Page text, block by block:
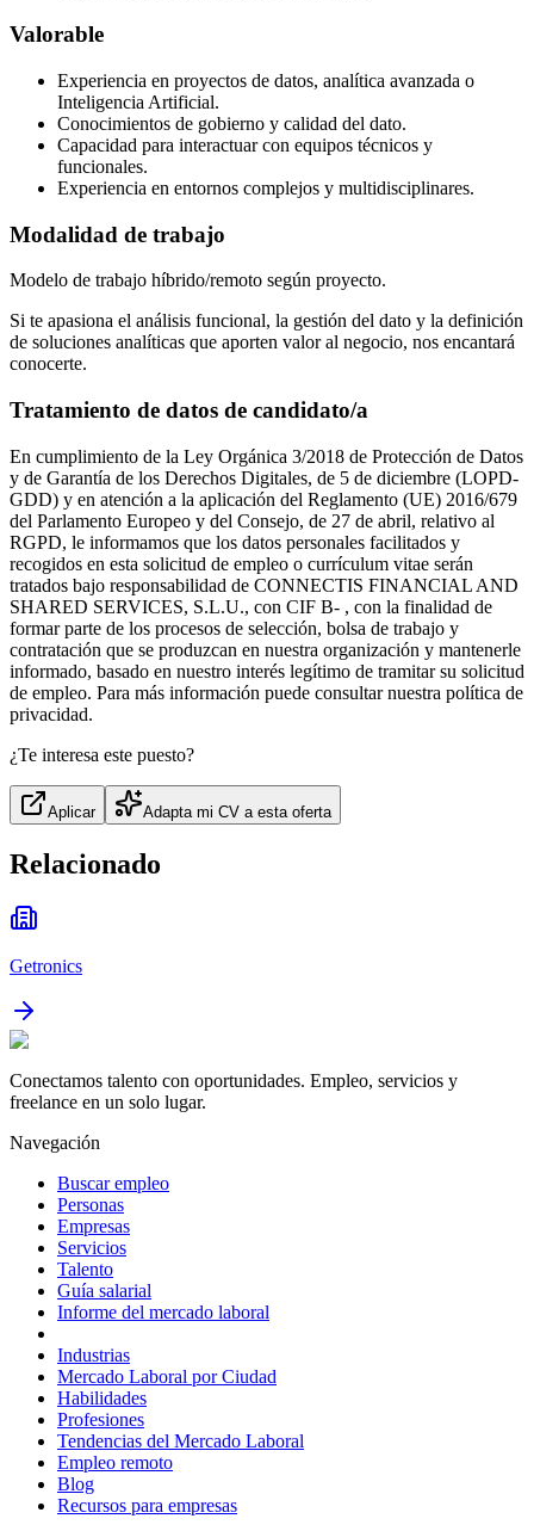
Valorable
Experiencia en proyectos de datos, analítica avanzada o
Inteligencia Artificial.
Conocimientos de gobierno y calidad del dato.
Capacidad para interactuar con equipos técnicos y
funcionales.
Experiencia en entornos complejos y multidisciplinares.
Modalidad de trabajo
Modelo de trabajo híbrido/remoto según proyecto.
Si te apasiona el análisis funcional, la gestión del dato y la definición
de soluciones analíticas que aporten valor al negocio, nos encantará
conocerte.
Tratamiento de datos de candidato/a
En cumplimiento de la Ley Orgánica 3/2018 de Protección de Datos
y de Garantía de los Derechos Digitales, de 5 de diciembre (LOPD-
GDD) y en atención a la aplicación del Reglamento (UE) 2016/679
del Parlamento Europeo y del Consejo, de 27 de abril, relativo al
RGPD, le informamos que los datos personales facilitados y
recogidos en esta solicitud de empleo o currículum vitae serán
tratados bajo responsabilidad de CONNECTIS FINANCIAL AND
SHARED SERVICES, S.L.U., con CIF B- , con la finalidad de
formar parte de los procesos de selección, bolsa de trabajo y
contratación que se produzcan en nuestra organización y mantenerle
informado, basado en nuestro interés legítimo de tramitar su solicitud
de empleo. Para más información puede consultar nuestra política de
privacidad.
¿Te interesa este puesto?
Aplicar Adapta mi CV a esta oferta
Relacionado
Getronics
Conectamos talento con oportunidades. Empleo, servicios y
freelance en un solo lugar.
Navegación
Buscar empleo
Personas
Empresas
Servicios
Talento
Guía salarial
Informe del mercado laboral
Industrias
Mercado Laboral por Ciudad
Habilidades
Profesiones
Tendencias del Mercado Laboral
Empleo remoto
Blog
Recursos para empresas